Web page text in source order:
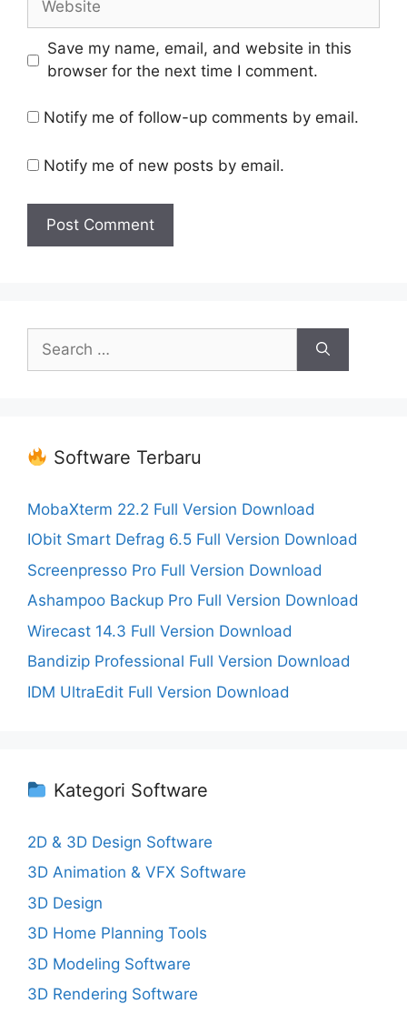
Save my name, email, and website in this
browser for the next time I comment.
Notify me of follow-up comments by email.
Notify me of new posts by email.
for:
Software Terbaru
MobaXterm 22.2 Full Version Download
IObit Smart Defrag 6.5 Full Version Download
Screenpresso Pro Full Version Download
Ashampoo Backup Pro Full Version Download
Wirecast 14.3 Full Version Download
Bandizip Professional Full Version Download
IDM UltraEdit Full Version Download
Kategori Software
2D & 3D Design Software
3D Animation & VFX Software
3D Design
3D Home Planning Tools
3D Modeling Software
3D Rendering Software